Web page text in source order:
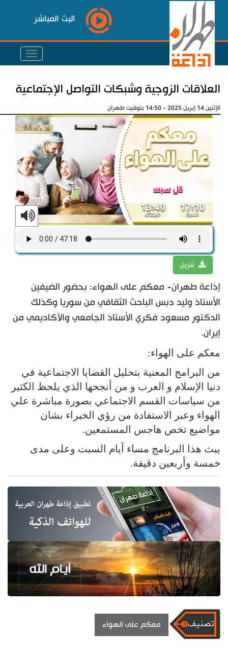
البث المباشر
العلاقات الزوجية وشبكات التواصل الإجتماعية
الإثنين 14 إبريل 2025 - 14:50 بتوقيت طهران
تنزيل
إذاعة طهران- معكم على الهواء: بحضور الضيفين
الأستاذ وليد دبس الباحث الثقافي من سوريا وكذلك
الدكتور مسعود فكري الأستاذ الجامعي والآكاديمي من
إيران.
معكم على الهواء:
من البرامج المعنية بتحليل القضايا الاجتماعية في
دنيا الإسلام و العرب و من أنجحها الذي يلحظ الكثير
من سياسات القسم الاجتماعي بصورة مباشرة علي
الهواء وعبر الاستفادة من رؤي الخبراء بشان
مواضيع تخص هاجس المستمعين.
يبث هذا البرنامج مساء أيام السبت وعلى مدى
خمسة وأربعين دقيقة.
معكم على الهواء